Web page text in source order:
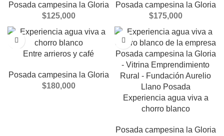
Posada campesina la Gloria
$125,000
Posada campesina la Gloria
$175,000
Entre arrieros y café
Posada campesina la Gloria
$180,000
Experiencia agua viva a
chorro blanco
Posada campesina la Gloria